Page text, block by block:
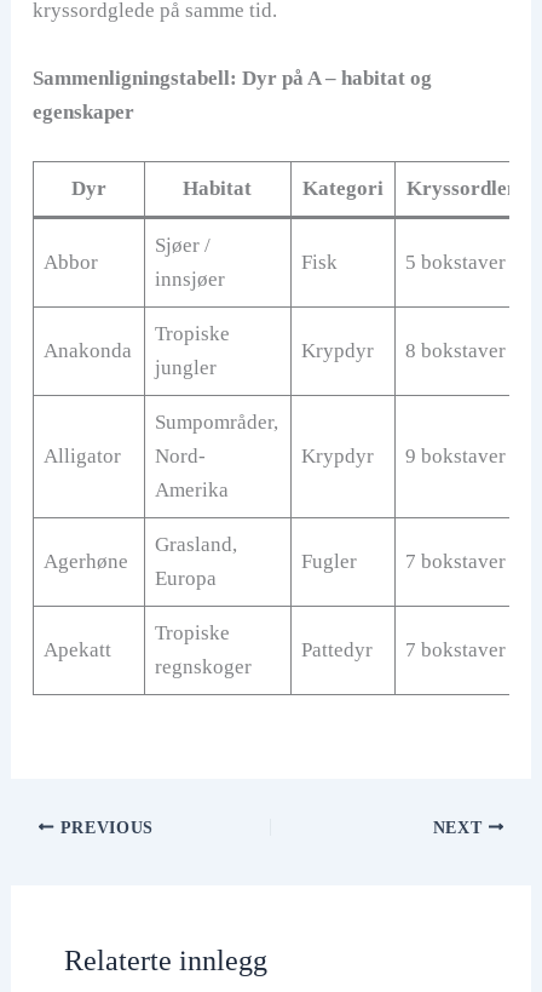
kryssordglede på samme tid.
Sammenligningstabell: Dyr på A – habitat og
egenskaper
Dyr Habitat Kategori
Abbor
Sjøer /
innsjøer
Fisk 5 bokstaver
Anakonda
Tropiske
jungler
Krypdyr 8 bokstaver
Alligator
Sumpområder,
Nord-
Amerika
Krypdyr 9 bokstaver
Agerhøne
Grasland,
Europa
Fugler 7 bokstaver
Apekatt
Tropiske
regnskoger
Pattedyr 7 bokstaver
PREVIOUS NEXT
Relaterte innlegg